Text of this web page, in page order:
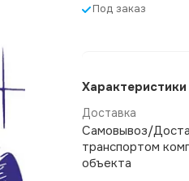
Под заказ
Характеристики
Доставка
Самовывоз/
транспортом
объекта